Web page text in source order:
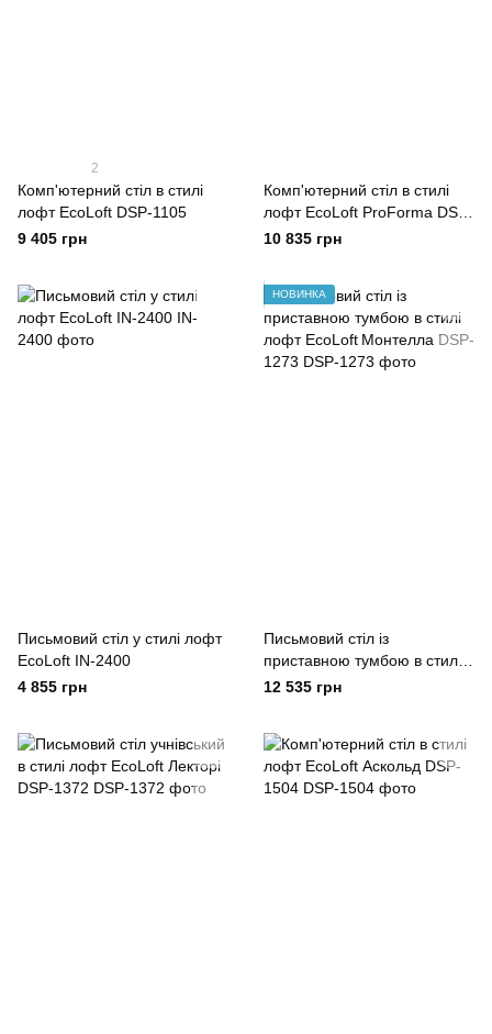
2
Комп'ютерний стіл в стилі
лофт EcoLoft DSP-1105
9 405 грн
Комп'ютерний стіл в стилі
лофт EcoLoft ProForma DSP-
1101
10 835 грн
Письмовий стіл у стилі лофт
EcoLoft IN-2400
4 855 грн
НОВИНКА
Письмовий стіл із
приставною тумбою в стилі
лофт EcoLoft Монтелла DSP-
12 535 грн